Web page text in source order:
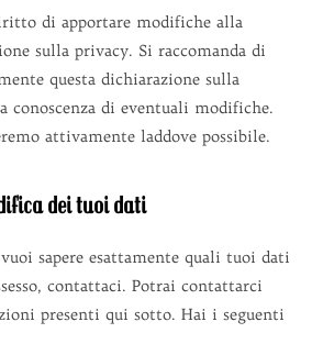
di apportare modifiche alla
sulla privacy. Si raccomanda di
questa dichiarazione sulla
conoscenza di eventuali modifiche.
attivamente laddove possibile.
dei tuoi dati
sapere esattamente quali tuoi dati
contattaci. Potrai contattarci
presenti qui sotto. Hai i seguenti